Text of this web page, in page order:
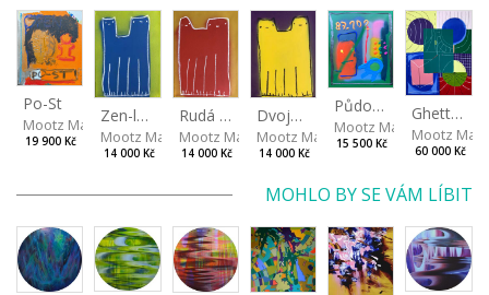
Po-St
Mootz Maxmilián Aaron
19 900 Kč
Zen-lená
Mootz Maxmilián Aaron
14 000 Kč
Rudá a statná
Mootz Maxmilián Aaron
14 000 Kč
Dvojhlavá Lakers
Mootz Maxmilián Aaron
14 000 Kč
Půdorys estetična
Mootz Maxmilián
15 500 Kč
Ghetto-op-art
Mootz
60 000 Kč
MOHLO BY SE VÁM LÍBIT